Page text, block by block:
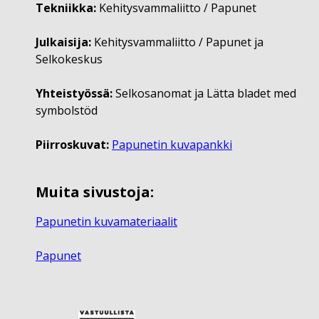
Tekniikka: Kehitysvammaliitto / Papunet
Julkaisija: Kehitysvammaliitto / Papunet ja
Selkokeskus
Yhteistyössä:Selkosanomat ja Lätta bladet med
symbolstöd
Piirroskuvat: Papunetin kuvapankki
Muita sivustoja:
Papunetin kuvamateriaalit
Papunet